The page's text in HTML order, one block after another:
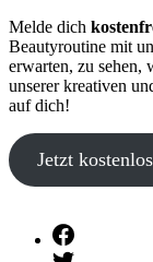
Melde dich
Beautyroutine mit
erwarten, zu sehen,
unserer kreativen
auf dich!
Jetzt